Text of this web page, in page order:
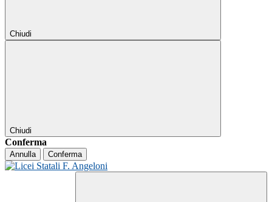
Chiudi
Chiudi
Conferma
Annulla Conferma